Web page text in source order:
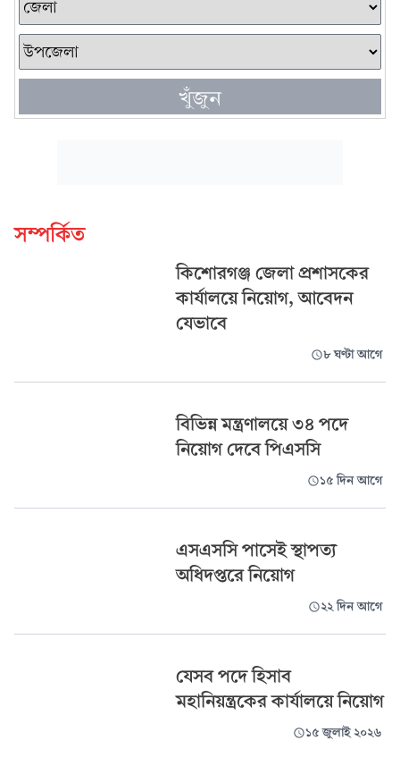
খুঁজুন
সম্পর্কিত
কিশোরগঞ্জ জেলা প্রশাসকের
কার্যালয়ে নিয়োগ, আবেদন
যেভাবে
৮ ঘণ্টা আগে
বিভিন্ন মন্ত্রণালয়ে ৩৪ পদে
নিয়োগ দেবে পিএসসি
১৫ দিন আগে
এসএসসি পাসেই স্থাপত্য
অধিদপ্তরে নিয়োগ
২২ দিন আগে
যেসব পদে হিসাব
মহানিয়ন্ত্রকের কার্যালয়ে নিয়োগ
১৫ জুলাই ২০২৬